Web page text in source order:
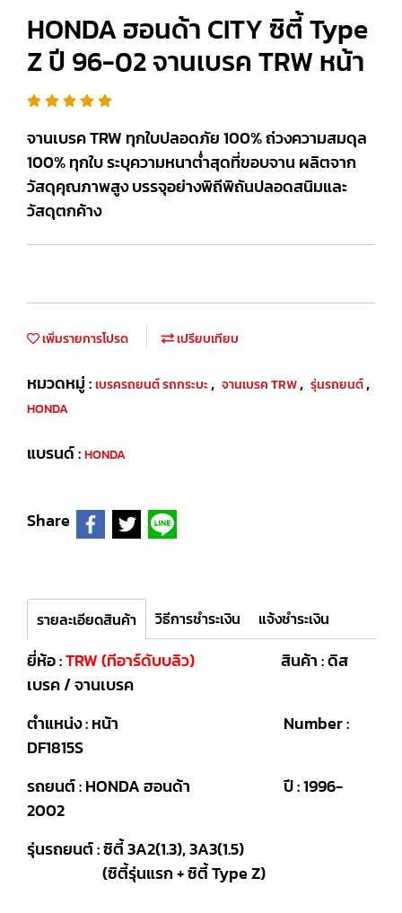
HONDA ฮอนด้า CITY ซิตี้ Type
Z ปี 96-02 จานเบรค TRW หน้า
จานเบรค TRW ทุกใบปลอดภัย 100% ถ่วงความสมดุล
100% ทุกใบ ระบุความหนาต่ำสุดที่ขอบจาน ผลิตจาก
วัสดุคุณภาพสูง บรรจุอย่างพิถีพิถันปลอดสนิมและ
วัสดุตกค้าง
เพิ่มรายการโปรด เปรียบเทียบ
หมวดหมู่ :เบรครถยนต์ รถกระบะ, จานเบรค TRW, รุ่นรถยนต์,
HONDA
แบรนด์ :HONDA
Share
รายละเอียดสินค้า วิธีการชำระเงิน แจ้งชำระเงิน
ยี่ห้อ :TRW (ทีอาร์ดับบลิว) สินค้า : ดิส
เบรค / จานเบรค
ตำแหน่ง : หน้า Number :
DF1815S
รถยนต์ : HONDA ฮอนด้า ปี : 1996-
2002
รุ่นรถยนต์ : ซิตี้ 3A2(1.3), 3A3(1.5)
(ซิตี้รุ่นแรก + ซิตี้ Type Z)